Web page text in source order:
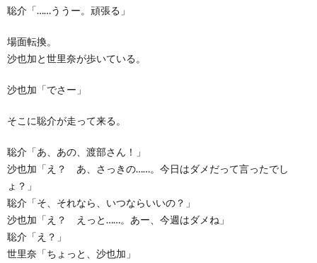
聡介「……ううー。頑張る」
場面転換。
沙也加と世里奈が歩いている。
沙也加「でさー」
そこに聡介が走って来る。
聡介「あ、あの、渡部さん！」
沙也加「え？ あ、さっきの……。今日はダメだって言ったでし
ょ？」
聡介「そ、それなら、いつならいいの？」
沙也加「え？ えっと……。あー、今週はダメね」
聡介「え？」
世里奈「ちょっと、沙也加」